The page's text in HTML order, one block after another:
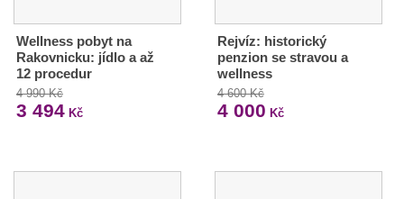
Wellness pobyt na
Rakovnicku: jídlo a až
12 procedur
4 990 Kč
3 494 Kč
Rejvíz: historický
penzion se stravou a
wellness
4 600 Kč
4 000 Kč